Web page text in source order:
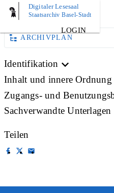
Digitaler Lesesaal
Staatsarchiv Basel-Stadt
LOGIN
BILD
ARCHIVPLAN
Identifikation
Inhalt und innere Ordnung
Zugangs- und
Sachverwandte Unterlagen
Teilen